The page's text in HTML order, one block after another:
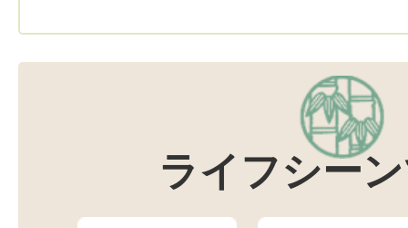
ライフシー